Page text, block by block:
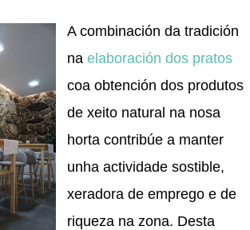
A combinación da tradición
na elaboración dos pratos
coa obtención dos produtos
de xeito natural na nosa
horta contribúe a manter
unha actividade sostible,
xeradora de emprego e de
riqueza na zona. Desta